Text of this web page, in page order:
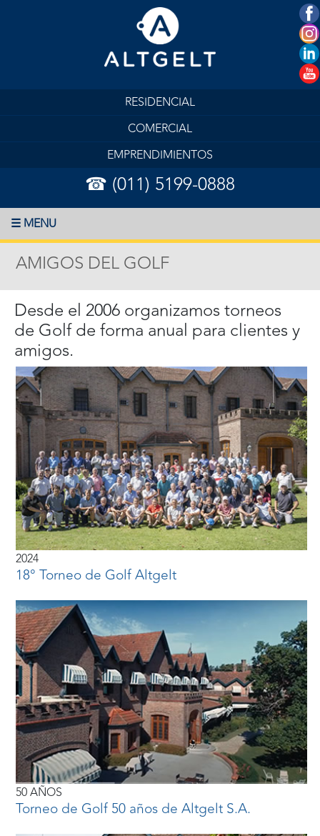
RESIDENCIAL
COMERCIAL
EMPRENDIMIENTOS
☎ (011) 5199-0888
☰ MENU
AMIGOS DEL GOLF
Desde el 2006 organizamos torneos
de Golf de forma anual para clientes y
amigos.
2024
18° Torneo de Golf Altgelt
50 AÑOS
Torneo de Golf 50 años de Altgelt S.A.